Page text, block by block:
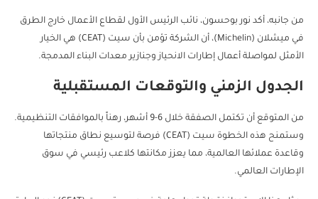
من جانبه، أكد نور بوحسون، نائب الرئيس الأول لقطاع الأعمال خارج الطرق
في ميشلان (Michelin)، أن الشركة تؤمن بأن سيت (CEAT) هي الخيار
الأمثل لمواصلة أعمال إطارات الانحياز وجنازير معدات البناء المدمجة.
الجدول الزمني والتوقعات المستقبلية
من المتوقع أن تكتمل الصفقة خلال 6-9 أشهر، رهناً بالموافقات التنظيمية.
وستمنح هذه الخطوة سيت (CEAT) فرصة لتوسيع نطاق منتجاتها
وقاعدة عملائها العالمية، مما يعزز مكانتها كلاعب رئيسي في سوق
الإطارات العالمي.